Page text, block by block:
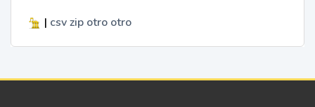
| csv zip otro otro